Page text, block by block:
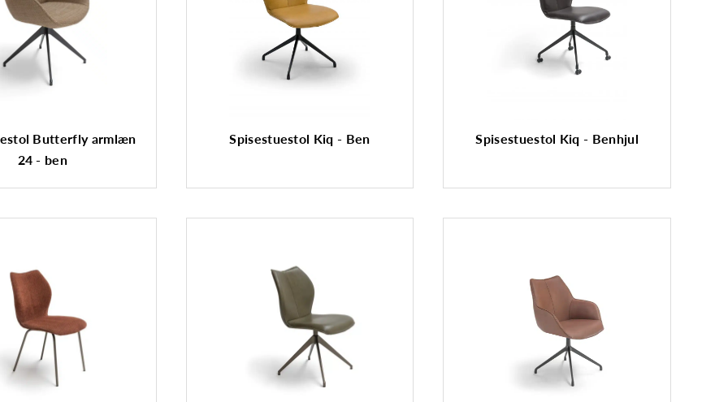
Butterfly armlæn
24 - ben
Spisestuestol Kiq - Ben Spisestuestol Kiq - Benhjul